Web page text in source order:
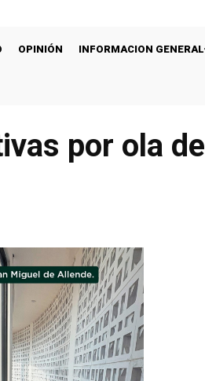
OPINIÓN INFORMACION GENERAL
por ola de